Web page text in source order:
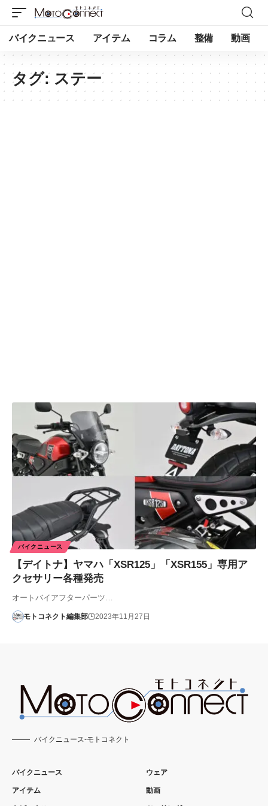
バイクニュース アイテム コラム 整備 動画
タグ: ステー
バイクニュース
【デイトナ】ヤマハ「XSR125」「XSR155」専用ア
クセサリー各種発売
オートバイアフターパーツ…
モトコネクト編集部 2023年11月27日
バイクニュース-モトコネクト
バイクニュース
アイテム
ウェア
動画